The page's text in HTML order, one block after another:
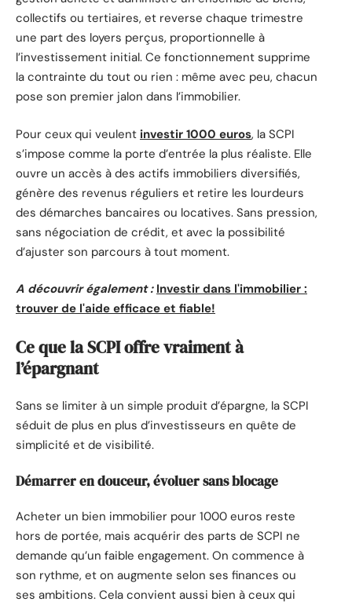
collectifs ou tertiaires, et reverse chaque trimestre
une part des loyers perçus, proportionnelle à
l’investissement initial. Ce fonctionnement supprime
la contrainte du tout ou rien : même avec peu, chacun
pose son premier jalon dans l’immobilier.
Pour ceux qui veulent investir 1000 euros, la SCPI
s’impose comme la porte d’entrée la plus réaliste. Elle
ouvre un accès à des actifs immobiliers diversifiés,
génère des revenus réguliers et retire les lourdeurs
des démarches bancaires ou locatives. Sans pression,
sans négociation de crédit, et avec la possibilité
d’ajuster son parcours à tout moment.
A découvrir également : Investir dans l'immobilier :
trouver de l'aide efficace et fiable!
Ce que la SCPI offre vraiment à
l’épargnant
Sans se limiter à un simple produit d’épargne, la SCPI
séduit de plus en plus d’investisseurs en quête de
simplicité et de visibilité.
Démarrer en douceur, évoluer sans blocage
Acheter un bien immobilier pour 1000 euros reste
hors de portée, mais acquérir des parts de SCPI ne
demande qu’un faible engagement. On commence à
son rythme, et on augmente selon ses finances ou
ses ambitions. Cela convient aussi bien à ceux qui